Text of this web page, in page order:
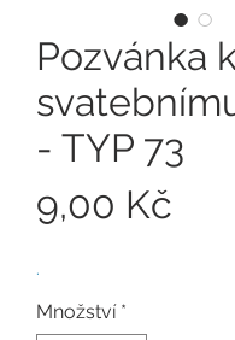
Pozvánka
- TYP 73
9,00 Kč
.
Množství *